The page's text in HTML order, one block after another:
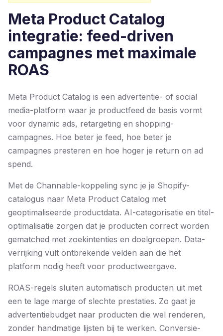
Meta Product Catalog
integratie: feed-driven
campagnes met maximale
ROAS
Meta Product Catalog is een advertentie- of social
media-platform waar je productfeed de basis vormt
voor dynamic ads, retargeting en shopping-
campagnes. Hoe beter je feed, hoe beter je
campagnes presteren en hoe hoger je return on ad
spend.
Met de Channable-koppeling sync je je Shopify-
catalogus naar Meta Product Catalog met
geoptimaliseerde productdata. AI-categorisatie en titel-
optimalisatie zorgen dat je producten correct worden
gematched met zoekintenties en doelgroepen. Data-
verrijking vult ontbrekende velden aan die het
platform nodig heeft voor productweergave.
ROAS-regels sluiten automatisch producten uit met
een te lage marge of slechte prestaties. Zo gaat je
advertentiebudget naar producten die wel renderen,
zonder handmatige lijsten bij te werken. Conversie-